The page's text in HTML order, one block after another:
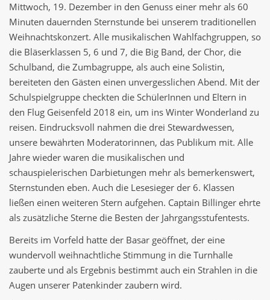
Mittwoch, 19. Dezember in den Genuss einer mehr als 60
Minuten dauernden Sternstunde bei unserem traditionellen
Weihnachtskonzert. Alle musikalischen Wahlfachgruppen, so
die Bläserklassen 5, 6 und 7, die Big Band, der Chor, die
Schulband, die Zumbagruppe, als auch eine Solistin,
bereiteten den Gästen einen unvergesslichen Abend. Mit der
Schulspielgruppe checkten die SchülerInnen und Eltern in
den Flug Geisenfeld 2018 ein, um ins Winter Wonderland zu
reisen. Eindrucksvoll nahmen die drei Stewardwessen,
unsere bewährten Moderatorinnen, das Publikum mit. Alle
Jahre wieder waren die musikalischen und
schauspielerischen Darbietungen mehr als bemerkenswert,
Sternstunden eben. Auch die Lesesieger der 6. Klassen
ließen einen weiteren Stern aufgehen. Captain Billinger ehrte
als zusätzliche Sterne die Besten der Jahrgangsstufentests.
Bereits im Vorfeld hatte der Basar geöffnet, der eine
wundervoll weihnachtliche Stimmung in die Turnhalle
zauberte und als Ergebnis bestimmt auch ein Strahlen in die
Augen unserer Patenkinder zaubern wird.